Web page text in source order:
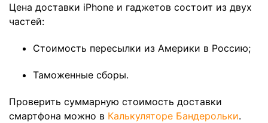
Цена доставки iPhone и гаджетов состоит из двух
частей:
Стоимость пересылки из Америки в Россию;
Таможенные сборы.
Проверить суммарную стоимость доставки
смартфона можно в Калькуляторе Бандерольки.